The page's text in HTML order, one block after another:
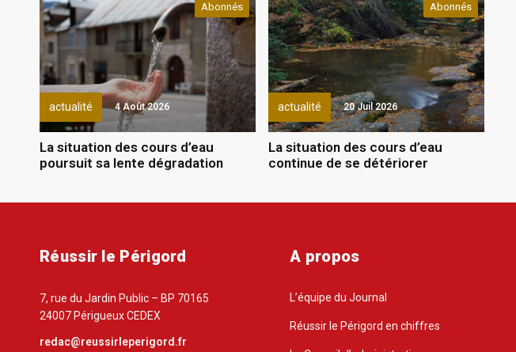
actualité
Abonnés
4 Août 2026
La situation des cours d’eau
poursuit sa lente dégradation
actualité
Abonnés
20 Juil 2026
La situation des cours d’eau
continue de se détériorer
Réussir le Périgord
7, rue du Jardin Public – BP 70165
24007 Périgueux CEDEX
redac@reussirleperigord.fr
A propos
L’équipe du Journal
Réussir le Périgord en chiffres